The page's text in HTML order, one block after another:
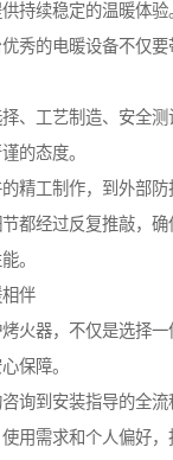
持续稳定的温暖体验
秀的电暖设备不仅
、工艺制造、安全测
的态度。
精工制作，到外部
都经过反复推敲，
。
伴
火器，不仅是选择
保障。
询到安装指导的全
用需求和个人偏好